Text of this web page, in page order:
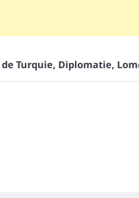
Turquie, Diplomatie,